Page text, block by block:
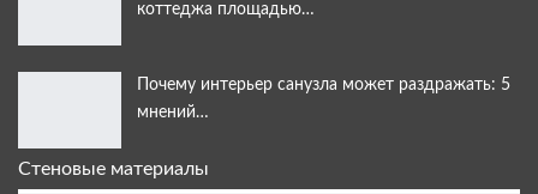
коттеджа площадью…
Почему интерьер санузла может раздражать: 5
мнений…
Стеновые материалы